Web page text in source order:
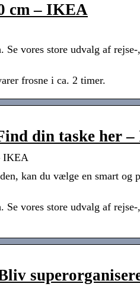
cm – IKEA
vores store udvalg af
frosne i ca. 2 timer.
din taske her
IKEA
kan du vælge en smart og
vores store udvalg af